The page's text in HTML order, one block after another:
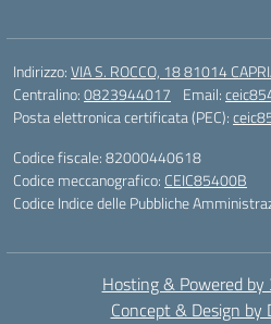
Indirizzo:VIA S. ROCCO, 18 81014
Centralino:0823944017 Email:
Posta elettronica certificata (PEC):
Codice fiscale: 82000440618
Codice meccanografico: CEIC85400B
Codice Indice delle Pubbliche
Hosting & Powered by
Concept & Design by